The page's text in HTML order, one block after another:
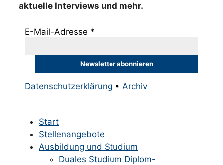
aktuelle Interviews und mehr.
E-Mail-Adresse *
Datenschutzerklärung • Archiv
Start
Stellenangebote
Ausbildung und Studium
Duales Studium Diplom-